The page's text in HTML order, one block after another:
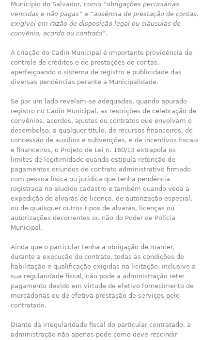
Município do Salvador, como “obrigações pecuniárias
vencidas e não pagas” e “ausência de prestação de contas,
exigível em razão de disposição legal ou cláusulas de
convênio, acordo ou contrato”.
A criação do Cadin Municipal é importante providência de
controle de créditos e de prestações de contas,
aperfeiçoando o sistema de registro e publicidade das
diversas pendências perante a Municipalidade.
Se por um lado revelam-se adequadas, quando apurado
registro no Cadin Municipal, as restrições de celebração de
convênios, acordos, ajustes ou contratos que envolvam o
desembolso, a qualquer título, de recursos financeiros, de
concessão de auxílios e subvenções, e de incentivos fiscais
e financeiros, o Projeto de Lei n. 160/13 extrapola os
limites de legitimidade quando estipula retenção de
pagamentos oriundos de contrato administrativo firmado
com pessoa física ou jurídica que tenha pendência
registrada no aludido cadastro e também quando veda a
expedição de alvarás de licença, de autorização especial,
ou de quaisquer outros tipos de alvarás, licenças ou
autorizações decorrentes ou não do Poder de Polícia
Municipal.
Ainda que o particular tenha a obrigação de manter,
durante a execução do contrato, todas as condições de
habilitação e qualificação exigidas na licitação, inclusive a
sua regularidade fiscal, não pode a administração reter
pagamento devido em virtude de efetivo fornecimento de
mercadorias ou de efetiva prestação de serviços pelo
contratado.
Diante da irregularidade fiscal do particular contratado, a
administração não apenas pode como deve rescindir